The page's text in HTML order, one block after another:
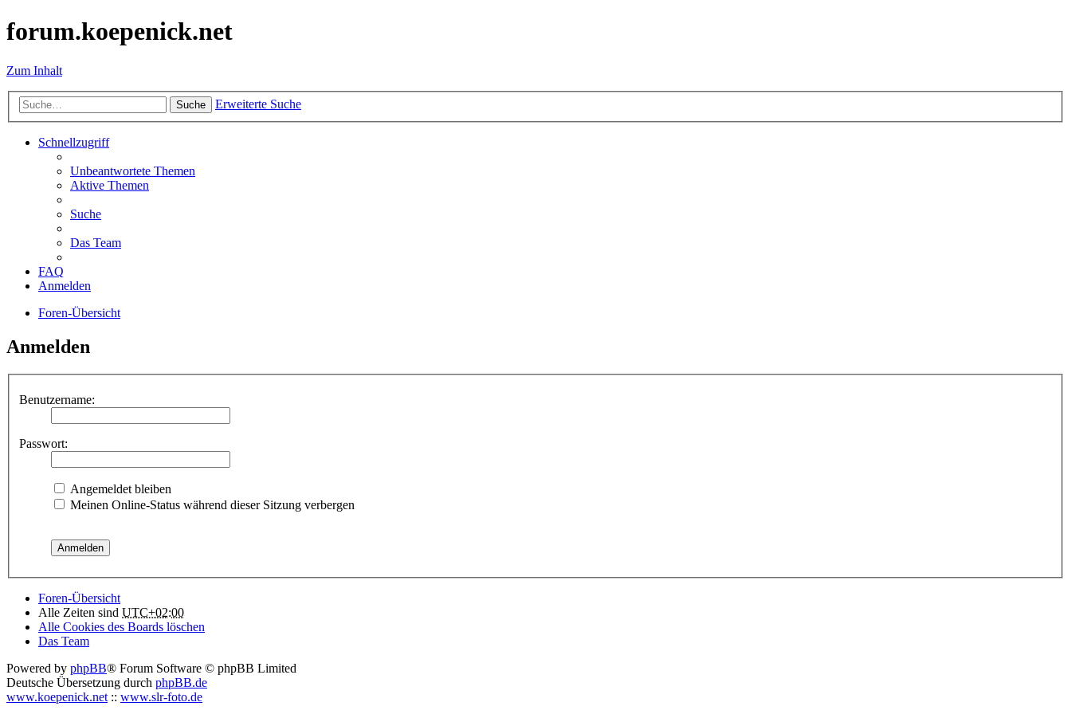
forum.koepenick.net
Zum Inhalt
Suche Erweiterte Suche
Schnellzugriff
Unbeantwortete Themen
Aktive Themen
Suche
Das Team
FAQ
Anmelden
Foren-Übersicht
Anmelden
Benutzername:
Passwort:
Angemeldet bleiben
Meinen Online-Status während dieser Sitzung verbergen
Foren-Übersicht
Alle Zeiten sind UTC+02:00
Alle Cookies des Boards löschen
Das Team
Powered by phpBB® Forum Software © phpBB Limited
Deutsche Übersetzung durch phpBB.de
www.koepenick.net :: www.slr-foto.de